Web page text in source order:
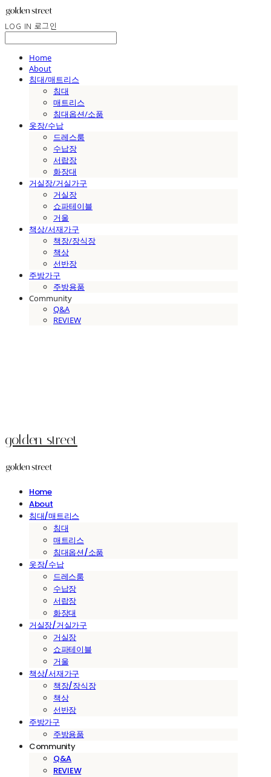
LOG IN 로그인
Home
About
침대/매트리스
침대
매트리스
침대옵션/소품
옷장/수납
드레스룸
수납장
서랍장
화장대
거실장/거실가구
거실장
쇼파테이블
거울
책상/서재가구
책장/장식장
책상
선반장
주방가구
주방용품
Community
Q&A
REVIEW
golden street
Home
About
침대/매트리스
침대
매트리스
침대옵션/소품
옷장/수납
드레스룸
수납장
서랍장
화장대
거실장/거실가구
거실장
쇼파테이블
거울
책상/서재가구
책장/장식장
책상
선반장
주방가구
주방용품
Community
Q&A
REVIEW